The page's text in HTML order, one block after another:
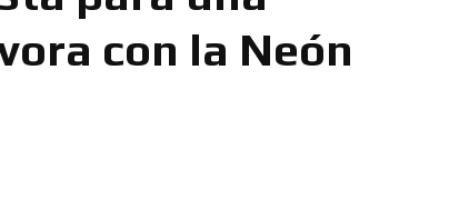
con la Neón